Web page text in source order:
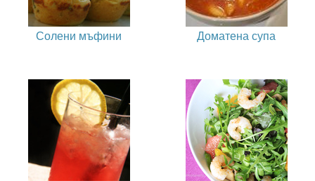
Солени мъфини Доматена супа